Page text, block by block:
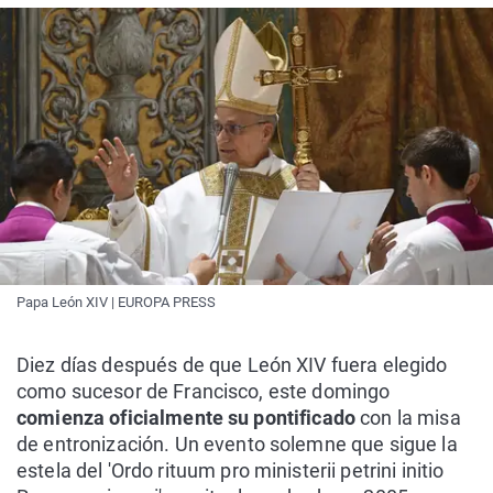
Papa León XIV | EUROPA PRESS
Diez días después de que León XIV fuera elegido
como sucesor de Francisco, este domingo
comienza oficialmente su pontificadocon la misa
de entronización. Un evento solemne que sigue la
estela del 'Ordo rituum pro ministerii petrini initio